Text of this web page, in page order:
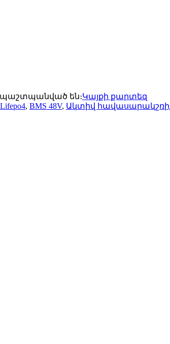
պաշտպանված են։Կայքի քարտեզ
, BMS 48V, Ակտիվ